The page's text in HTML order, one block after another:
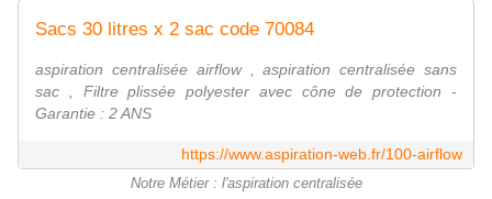
Sacs 30 litres x 2 sac code 70084
aspiration centralisée airflow , aspiration centralisée sans
sac , Filtre plissée polyester avec cône de protection -
Garantie : 2 ANS
https://www.aspiration-web.fr/100-airflow
Notre Métier : l'aspiration centralisée